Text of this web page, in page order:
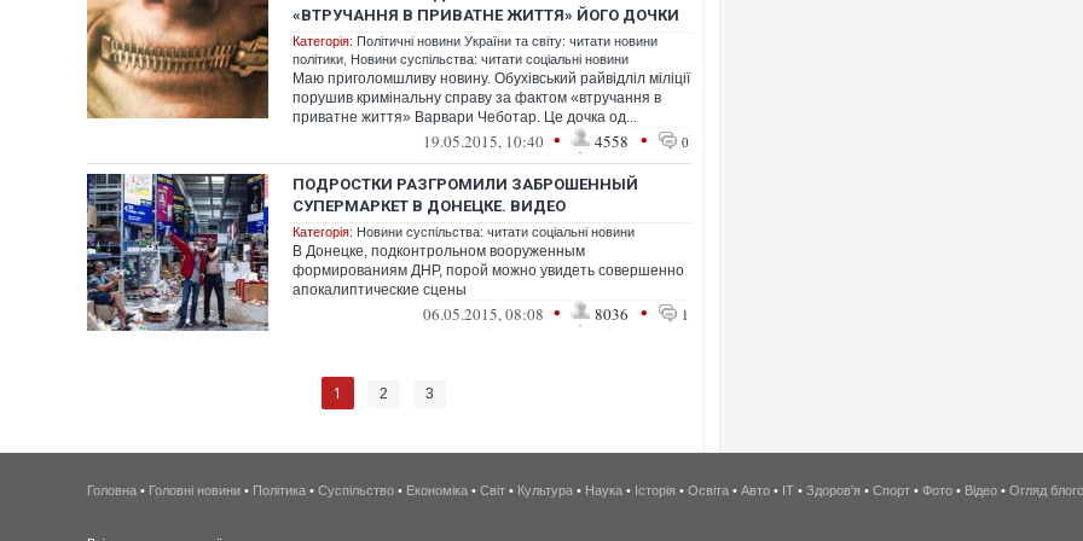
«ВТРУЧАННЯ В ПРИВАТНЕ ЖИТТЯ» ЙОГО ДОЧКИ
Категорія: Політичні новини України та світу: читати новини
політики Новини суспільства: читати соціальні новини
Маю приголомшливу новину. Обухівський райвідліл міліції
порушив кримінальну справу за фактом «втручання в
приватне життя» Варвари Чеботар. Це дочка од...
19.05.2015, 10:40 • 4558 • 0
ПОДРОСТКИ РАЗГРОМИЛИ ЗАБРОШЕННЫЙ
СУПЕРМАРКЕТ В ДОНЕЦКЕ. ВИДЕО
Категорія: Новини суспільства: читати соціальні новини
В Донецке, подконтрольном вооруженным
формированиям ДНР, порой можно увидеть совершенно
апокалиптические сцены
06.05.2015, 08:08 • 8036 • 1
1 2 3
Головна • Головні новини • Політика • Суспільство • Економіка • Світ • Культура • Наука • Історія • Освіта • Авто • IT • Здоров'я • Спорт • Фото • Відео • Огляд